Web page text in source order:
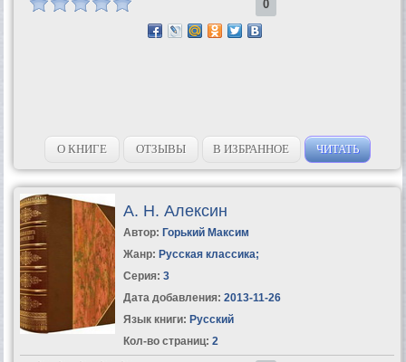
0
О КНИГЕ ОТЗЫВЫ В ИЗБРАННОЕ ЧИТАТЬ
А. Н. Алексин
Автор: Горький Максим
Жанр: Русская классика;
Серия: 3
Дата добавления: 2013-11-26
Язык книги: Русский
Кол-во страниц: 2